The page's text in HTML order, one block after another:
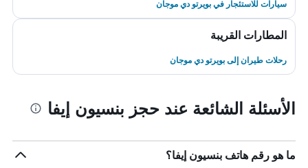
سيارات للاستئجار في بويرتو دي موجان
المطارات القريبة
رحلات طيران إلى بويرتو دي موجان
الأسئلة الشائعة عند حجز بنسيون إيفا
ما هو رقم هاتف بنسيون إيفا؟